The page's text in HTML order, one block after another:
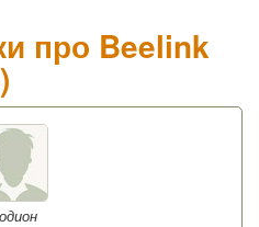
про Beelink